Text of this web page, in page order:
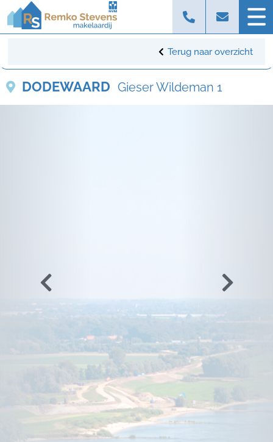
Terug naar overzicht
DODEWAARD Gieser Wildeman 1